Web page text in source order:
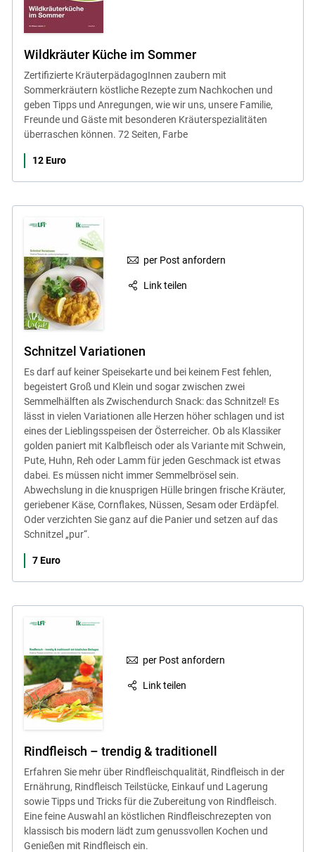
Wildkräuter Küche im Sommer
Zertifizierte KräuterpädagogInnen zaubern mit
Sommerkräutern köstliche Rezepte zum Nachkochen und
geben Tipps und Anregungen, wie wir uns, unsere Familie,
Freunde und Gäste mit besonderen Kräuterspezialitäten
überraschen können. 72 Seiten, Farbe
12 Euro
per Post anfordern
Link teilen
Schnitzel Variationen
Es darf auf keiner Speisekarte und bei keinem Fest fehlen,
begeistert Groß und Klein und sogar zwischen zwei
Semmelhälften als Zwischendurch Snack: das Schnitzel! Es
lässt in vielen Variationen alle Herzen höher schlagen und ist
eines der Lieblingsspeisen der Österreicher. Ob als Klassiker
golden paniert mit Kalbfleisch oder als Variante mit Schwein,
Pute, Huhn, Reh oder Lamm für jeden Geschmack ist etwas
dabei. Es müssen nicht immer Semmelbrösel sein.
Abwechslung in die knusprigen Hülle bringen frische Kräuter,
geriebener Käse, Cornflakes, Nüssen, Sesam oder Erdäpfel.
Oder verzichten Sie ganz auf die Panier und setzen auf das
Schnitzel „pur“.
7 Euro
per Post anfordern
Link teilen
Rindfleisch – trendig & traditionell
Erfahren Sie mehr über Rindfleischqualität, Rindfleisch in der
Ernährung, Rindfleisch Teilstücke, Einkauf und Lagerung
sowie Tipps und Tricks für die Zubereitung von Rindfleisch.
Eine feine Auswahl an köstlichen Rindfleischrezepten von
klassisch bis modern lädt zum genussvollen Kochen und
Genießen mit Rindfleisch ein.